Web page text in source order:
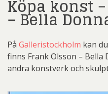
Köpa konst
– Bella
På Galleristockholm kan
finns Frank Olsson – Bella
andra konstverk och